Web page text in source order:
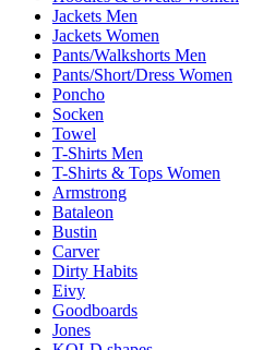
Jackets Men
Jackets Women
Pants/Walkshorts Men
Pants/Short/Dress Women
Poncho
Socken
Towel
T-Shirts Men
T-Shirts & Tops Women
Armstrong
Bataleon
Bustin
Carver
Dirty Habits
Eivy
Goodboards
Jones